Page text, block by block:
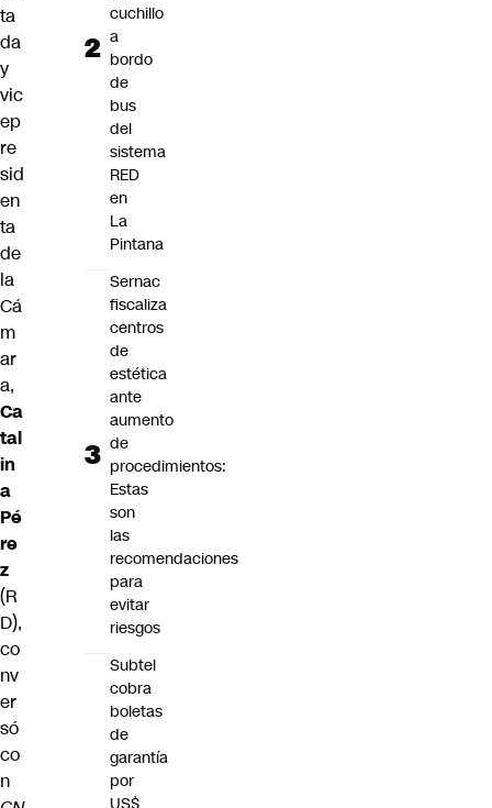
ta
da
y
vic
ep
re
sid
en
ta
de
la
Cá
m
ar
a,
Ca
tal
in
a
Pé
re
z
(R
D),
co
nv
er
só
co
n
cuchillo
a
bordo
de
bus
del
sistema
RED
en
La
Pintana
Sernac
fiscaliza
centros
de
estética
ante
aumento
de
procedimientos:
Estas
son
las
recomendaciones
para
evitar
riesgos
Subtel
cobra
boletas
de
garantía
por
US$